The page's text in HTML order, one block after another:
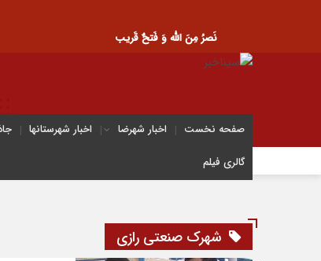
نَصرُ مِنَ الله وَ فَتحٌ قَریب
صفحه نخست اخبار شهرضا اخبار شهرستانها
گالری فیلم
شهرک صنعتی رازی